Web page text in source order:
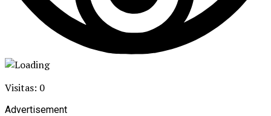
Visitas: 0
Advertisement